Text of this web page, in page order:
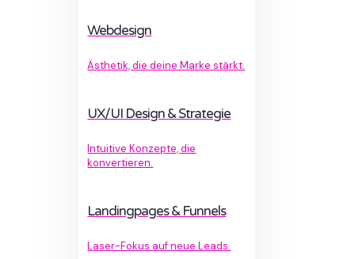
Webdesign
Ästhetik, die deine Marke stärkt.
UX/UI Design & Strategie
Intuitive Konzepte, die
konvertieren.
Landingpages & Funnels
Laser-Fokus auf neue Leads.